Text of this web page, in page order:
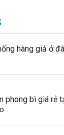
hàng giả ở
phong bì giá rẻ